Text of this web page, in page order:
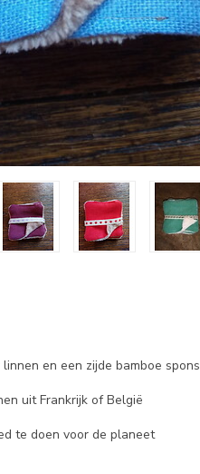
en een zijde bamboe spons
uit Frankrijk of België
te doen voor de planeet